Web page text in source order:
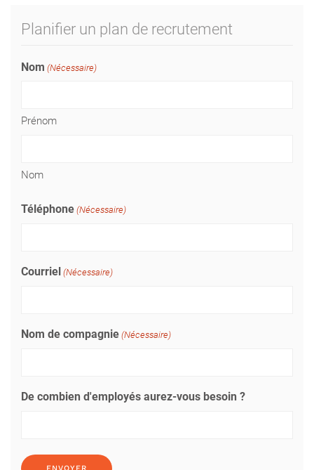
Planifier un plan de recrutement
Nom (Nécessaire)
Prénom
Nom
Téléphone (Nécessaire)
Courriel (Nécessaire)
Nom de compagnie (Nécessaire)
De combien d'employés aurez-vous besoin ?